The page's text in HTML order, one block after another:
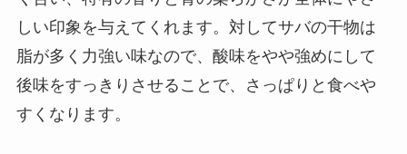
しい印象を与えてくれます。対してサバの干物は
脂が多く力強い味なので、酸味をやや強めにして
後味をすっきりさせることで、さっぱりと食べや
すくなります。